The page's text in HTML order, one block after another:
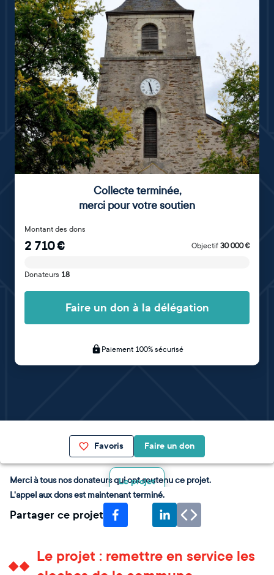
Collecte terminée,
merci pour votre soutien
Montant des dons
2 710€ Objectif 30 000€
Donateurs 18
Faire un don à la délégation
Paiement 100% sécurisé
Favoris Faire un don
Le projet
Merci à tous nos donateurs qui ont soutenu ce projet.
L'appel aux dons est maintenant terminé.
Partager ce projet
Le projet : remettre en service les